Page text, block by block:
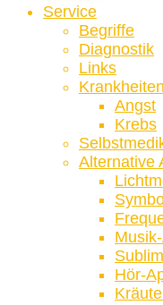
Service
Begriffe
Diagnostik
Links
Angst
Krebs
Alternative
Hör-